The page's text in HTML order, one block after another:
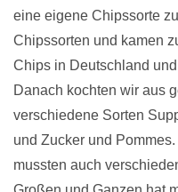
eine eigene Chipssorte
Chipssorten und kamen
Chips in Deutschland
Danach kochten wir aus
verschiedene Sorten
und Zucker und
mussten auch